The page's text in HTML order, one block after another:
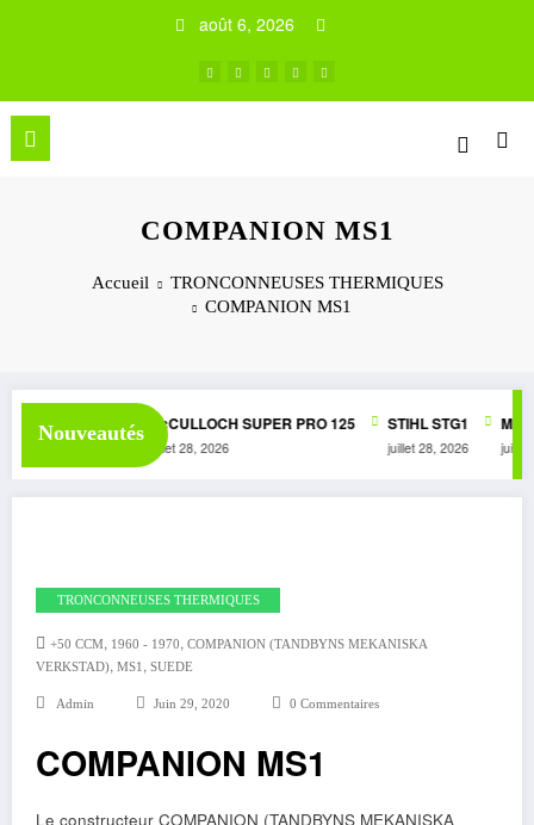
août 6, 2026
COMPANION MS1
Accueil
TRONCONNEUSES THERMIQUES
COMPANION MS1
Nouveautés
AUTOMATIC McCULLOCH SUPER PRO 125
juillet 28, 2026
STIHL STG1
juillet 28, 2026 juin 3,
TRONCONNEUSES THERMIQUES
+50 CCM, 1960 - 1970, COMPANION (TANDBYNS MEKANISKA
VERKSTAD), MS1 , SUEDE
Admin Juin 29, 2020 0 Commentaires
COMPANION MS1
Le constructeur COMPANION (TANDBYNS MEKANISKA